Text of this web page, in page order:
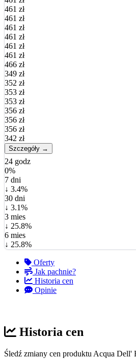
461 zł
461 zł
461 zł
461 zł
461 zł
461 zł
466 zł
349 zł
352 zł
353 zł
353 zł
356 zł
356 zł
356 zł
342 zł
Szczegóły →
24 godz
0%
7 dni
↓ 3.4%
30 dni
↓ 3.1%
3 mies
↓ 25.8%
6 mies
↓ 25.8%
Oferty
Jak pachnie?
Historia cen
Opinie
Historia cen
Śledź zmiany cen produktu Acqua Dell'